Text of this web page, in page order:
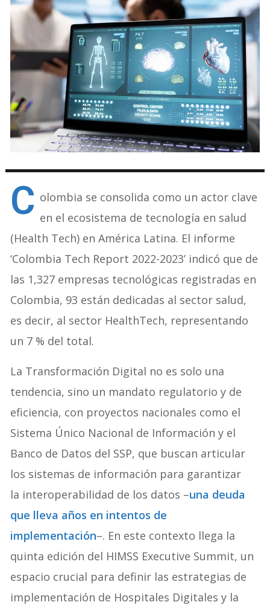
C olombia se consolida como un actor clave
en el ecosistema de tecnología en salud
(Health Tech) en América Latina. El informe
‘Colombia Tech Report 2022-2023’ indicó que de
las 1,327 empresas tecnológicas registradas en
Colombia, 93 están dedicadas al sector salud,
es decir, al sector HealthTech, representando
un 7 % del total.
La Transformación Digital no es solo una
tendencia, sino un mandato regulatorio y de
eficiencia, con proyectos nacionales como el
Sistema Único Nacional de Información y el
Banco de Datos del SSP, que buscan articular
los sistemas de información para garantizar
la interoperabilidad de los datos –una deuda
que lleva años en intentos de
implementación–. En este contexto llega la
quinta edición del HIMSS Executive Summit, un
espacio crucial para definir las estrategias de
implementación de Hospitales Digitales y la